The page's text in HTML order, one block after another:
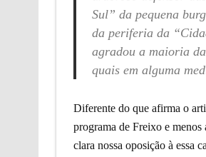
Sul” da pequena
da periferia da
agradou a maioria
quais em alguma
Diferente do que afirma o
programa de Freixo e
clara nossa oposição à essa